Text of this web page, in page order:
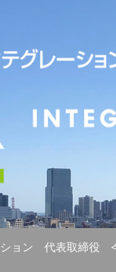
ション 代表取締役